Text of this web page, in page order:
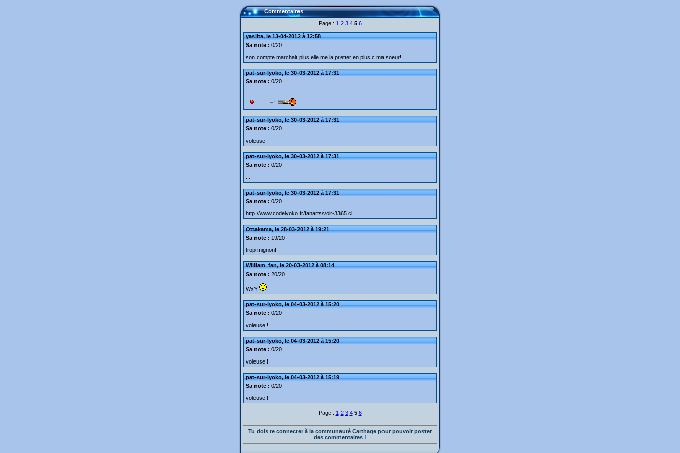
Commentaires
Page : 1 2 3 4 5 6
yaslita, le 13-04-2012 à 12:58
Sa note : 0/20
son compte marchait plus elle me la pretter en plus c ma soeur!
pat-sur-lyoko, le 30-03-2012 à 17:31
Sa note : 0/20
pat-sur-lyoko, le 30-03-2012 à 17:31
Sa note : 0/20
voleuse
pat-sur-lyoko, le 30-03-2012 à 17:31
Sa note : 0/20
pat-sur-lyoko, le 30-03-2012 à 17:31
Sa note : 0/20
http://www.codelyoko.fr/fanarts/voir-3365.cl
Ottakama, le 28-03-2012 à 19:21
Sa note : 19/20
trop mignon!
William_fan, le 20-03-2012 à 08:14
Sa note : 20/20
WxY
pat-sur-lyoko, le 04-03-2012 à 15:20
Sa note : 0/20
voleuse !
pat-sur-lyoko, le 04-03-2012 à 15:20
Sa note : 0/20
voleuse !
pat-sur-lyoko, le 04-03-2012 à 15:19
Sa note : 0/20
voleuse !
Page : 1 2 3 4 5 6
Tu dois te connecter à la communauté Carthage pour pouvoir poster
des commentaires !